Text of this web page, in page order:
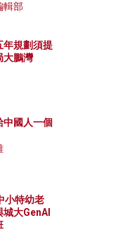
朗一早洞
輯部
年規劃須提
大鵬灣
中國人一個
小特幼老
城大GenAI